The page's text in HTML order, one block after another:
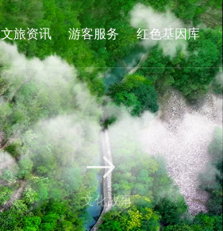
文旅资讯 游客服务 红色基因库

文化故事